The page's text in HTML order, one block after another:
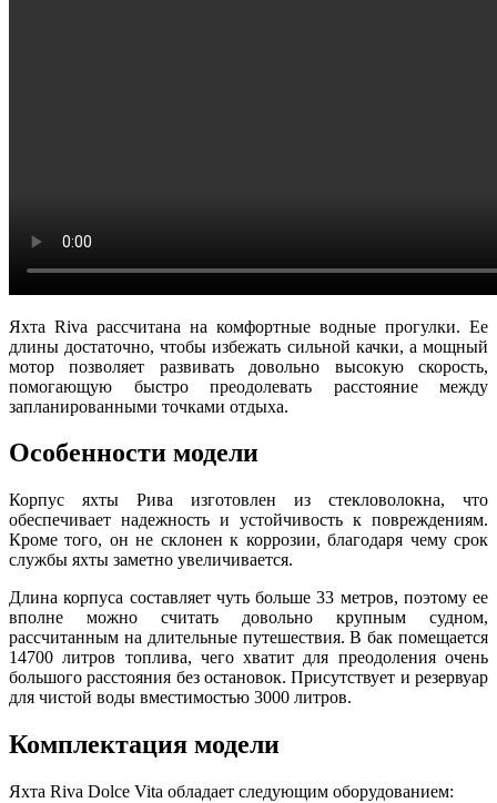
Яхта Riva рассчитана на комфортные водные прогулки. Ее
длины достаточно, чтобы избежать сильной качки, а мощный
мотор позволяет развивать довольно высокую скорость,
помогающую быстро преодолевать расстояние между
запланированными точками отдыха.
Особенности модели
Корпус яхты Рива изготовлен из стекловолокна, что
обеспечивает надежность и устойчивость к повреждениям.
Кроме того, он не склонен к коррозии, благодаря чему срок
службы яхты заметно увеличивается.
Длина корпуса составляет чуть больше 33 метров, поэтому ее
вполне можно считать довольно крупным судном,
рассчитанным на длительные путешествия. В бак помещается
14700 литров топлива, чего хватит для преодоления очень
большого расстояния без остановок. Присутствует и резервуар
для чистой воды вместимостью 3000 литров.
Комплектация модели
Яхта Riva Dolce Vita обладает следующим оборудованием: